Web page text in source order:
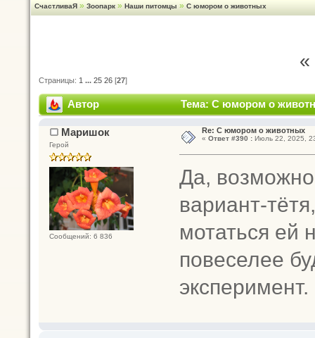
СчастливаЯ » Зоопарк » Наши питомцы » С юмором о животных
Страницы: 1 ... 25 26 [27]
Автор Тема: С юмором о
Маришок
Герой
Сообщений: 6 836
Re: С юмором о животных
« Ответ #390 :Июль 22, 2025,
Да,
вариант-
мотаться ей
повеселее
эксперимент.